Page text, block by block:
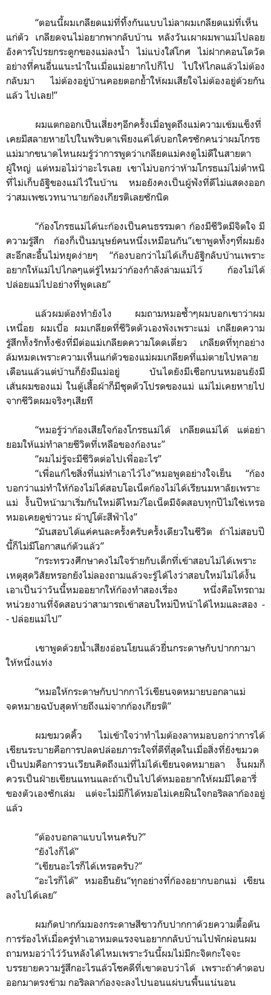
“ตอนนี้ผมเกลียดแม่ที่ทิ้งกันแบบไม่ลาผมเกลียดแม่ที่เห็น
แก่ตัว เกลียดจนไม่อยากพากลับบ้าน หลังวันเผาผมพาแม่ไปลอย
อังคารโปรยกระดูกของแม่ลงน้ำ ไม่แบ่งใส่โกศ ไม่ฝากคอนโดวัด
อย่างที่คนอื่นแนะนำในเมื่อแม่อยากไปก็ไป ไปให้ไกลแล้วไม่ต้อง
กลับมา ไม่ต้องอยู่บ้านคอยตอกย้ำให้ผมเสียใจไม่ต้องอยู่ด้วยกัน
แล้ว ไปเลย!”
ผมแตกออกเป็นเสี่ยงๆอีกครั้งเมื่อพูดถึงแม่ความเข้มแข็งที่
เคยมีสลายหายไปในพริบตาเพียงแค่ได้บอกใครซักคนว่าผมโกรธ
แม่มากขนาดไหนผมรู้ว่าการพูดว่าเกลียดแม่คงดูไม่ดีในสายตา
ผู้ใหญ่ แต่หมอไม่ว่าอะไรเลย เขาไม่บอกว่าห้ามโกรธแม่ไม่ตำหนิ
ที่ไม่เก็บอัฐิของแม่ไว้ในบ้าน หมอยังคงเป็นผู้ฟังที่ดีไม่แสดงออก
ว่าสมเพชเวทนานายก้องเกียรติเลยซักนิด
“ก้องโกรธแม่ได้นะก้องเป็นคนธรรมดา ก้องมีชีวิตมีจิตใจ มี
ความรู้สึก ก้องก็เป็นมนุษย์คนหนึ่งเหมือนกัน”เขาพูดทั้งๆที่ผมยัง
สะอึกสะอื้นไม่หยุดง่ายๆ “ก้องบอกว่าไม่ได้เก็บอัฐิกลับบ้านเพราะ
อยากให้แม่ไปไกลๆแต่รู้ไหมว่าก้องกำลังล่ามแม่ไว้ ก้องไม่ได้
ปล่อยแม่ไปอย่างที่พูดเลย”
แล้วผมต้องทำยังไง ผมถามหมอซ้ำๆผมบอกเขาว่าผม
เหนื่อย ผมเบื่อ ผมเกลียดที่ชีวิตตัวเองพังเพราะแม่ เกลียดความ
รู้สึกทั้งรักทั้งชังที่มีต่อแม่เกลียดความโดดเดี่ยว เกลียดที่ทุกอย่าง
ล้มหมดเพราะความเห็นแก่ตัวของแม่ผมเกลียดที่แม่ตายไปหลาย
เดือนแล้วแต่บ้านก็ยังมีแม่อยู่ บันไดยังมีเชือกบนหมอนยังมี
เส้นผมของแม่ ในตู้เสื้อผ้าก็มีชุดตัวโปรดของแม่ แม่ไม่เคยหายไป
จากชีวิตผมจริงๆเสียที
“หมอรู้ว่าก้องเสียใจก้องโกรธแม่ได้ เกลียดแม่ได้ แต่อย่า
ยอมให้แม่ทำลายชีวิตที่เหลือของก้องนะ”
“ผมไม่รู้จะมีชีวิตต่อไปเพื่ออะไร”
“เพื่อแก้ไขสิ่งที่แม่ทำเอาไว้ไง”หมอพูดอย่างใจเย็น “ก้อง
บอกว่าแม่ทำให้ก้องไม่ได้สอบโอเน็ตก้องไม่ได้เรียนมหาลัยเพราะ
แม่ งั้นปีหน้ามาเริ่มกันใหม่ดีไหม?โอเน็ตมีจัดสอบทุกปีไม่ใช่เหรอ
หมอเคยดูข่าวนะ ผ้าปูโต๊ะสีฟ้าไง”
“มันสอบได้แค่คนละครั้งครับครั้งเดียวในชีวิต ถ้าไม่สอบปี
นี้ก็ไม่มีโอกาสแก้ตัวแล้ว”
“กระทรวงศึกษาคงไม่ใจร้ายกับเด็กที่เข้าสอบไม่ได้เพราะ
เหตุสุดวิสัยหรอกยังไม่ลองถามแล้วจะรู้ได้ไงว่าสอบใหม่ไม่ได้งั้น
เอาเป็นว่าวันนี้หมออยากให้ก้องทำสองเรื่อง หนึ่งคือโทรถาม
หน่วยงานที่จัดสอบว่าสามารถเข้าสอบใหม่ปีหน้าได้ไหมและสอง -
- ปล่อยแม่ไป”
เขาพูดด้วยน้ำเสียงอ่อนโยนแล้วยื่นกระดาษกับปากกามา
ให้หนึ่งแท่ง
“หมอให้กระดาษกับปากกาไว้เขียนจดหมายบอกลาแม่
จดหมายฉบับสุดท้ายถึงแม่จากก้องเกียรติ”
ผมขมวดคิ้ว ไม่เข้าใจว่าทำไมต้องลาหมอบอกว่าการได้
เขียนระบายคือการปลดปล่อยภาระใจที่ดีที่สุดในเมื่อสิ่งที่ยังขมวด
เป็นปมคือการวนเวียนคิดถึงแม่ที่ไม่ได้เขียนจดหมายลา งั้นผมก็
ควรเป็นฝ่ายเขียนแทนและถ้าเป็นไปได้หมออยากให้ผมมีไดอารี่
ของตัวเองซักเล่ม แต่จะไม่มีก็ได้หมอไม่เคยฝืนใจกอริลลาก้องอยู่
แล้ว
“ต้องบอกลาแบบไหนครับ?”
“ยังไงก็ได้”
“เขียนอะไรก็ได้เหรอครับ?”
“อะไรก็ได้” หมอยืนยัน“ทุกอย่างที่ก้องอยากบอกแม่ เขียน
ลงไปได้เลย”
ผมกัดปากก้มมองกระดาษสีขาวกับปากกาด้วยความตื้อตัน
การร้องไห้เมื่อครู่ทำเอาหมดแรงจนอยากกลับบ้านไปพักผ่อนผม
ถามหมอว่าไว้วันหลังได้ไหมเพราะวันนี้ผมไม่มีกะจิตกะใจจะ
บรรยายความรู้สึกอะไรแล้วโชคดีที่เขาตอบว่าได้ เพราะถ้าคำตอบ
ออกมาตรงข้าม กอริลลาก้องจะลงไปนอนแผ่บนพื้นแน่นอน